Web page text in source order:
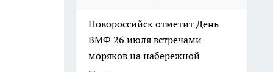
Новороссийск отметит День
ВМФ 26 июля встречами
моряков на набережной